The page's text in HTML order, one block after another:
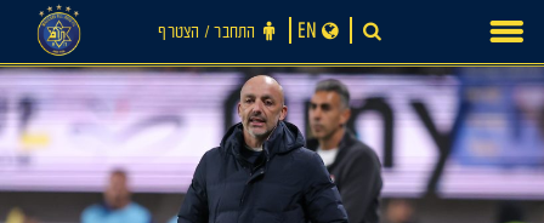
content
התחבר ‪/‬ הצטרף EN